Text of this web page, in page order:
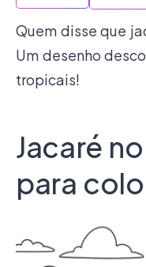
Quem disse que
Um desenho
tropicais!
Jacaré
para